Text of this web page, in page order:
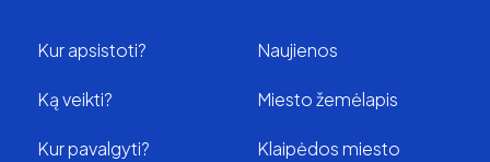
Kur apsistoti?
Ką veikti?
Kur pavalgyti?
Naujienos
Miesto žemėlapis
Klaipėdos miesto